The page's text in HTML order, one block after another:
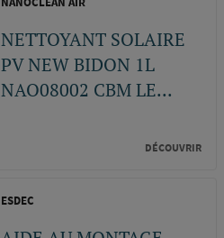
NETTOYANT SOLAIRE
PV NEW BIDON 1L
NAO08002 CBM LE...
DÉCOUVRIR
ESDEC